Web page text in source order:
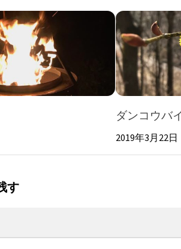
ダンコウバ
2019年3月22日
す